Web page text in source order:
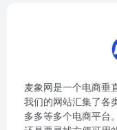
麦象网是一个电商垂
我们的网站汇集了各
多多等多个电商平台